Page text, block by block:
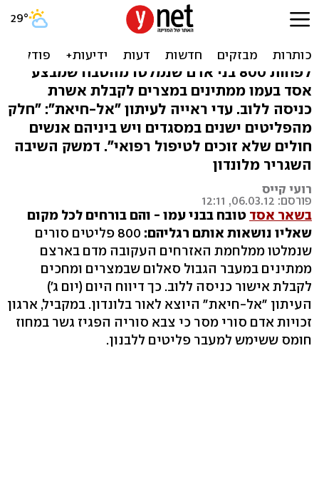
פליטים שברחו מהזוועות
בסוריה: 'ישנים בכביש'
לפחות 800 בני אדם שנמלטו מהטבח שמבצע
אסד בעמו ממתינים במצרים לקבלת אשרת
כניסה ללוב. עדי ראייה לעיתון "אל-חיאת": "חלק
מהפליטים ישנים במסגדים ויש ביניהם אנשים
חולים שלא זוכים לטיפול רפואי". דמשק השיבה
השגריר מלונדון
רועי קייס
פורסם: 06.03.12, 12:11
בשאר אסד טובח בבני עמו - והם בורחים לכל מקום
שאליו נושאות אותם רגליהם:
800 פליטים סורים
שנמלטו ממלחמת האזרחים העקובה מדם בארצם
ממתינים במעבר הגבול סאלום שבמצרים ומחכים
לקבלת אישור כניסה ללוב. כך דיווח היום (יום ג')
העיתון "אל-חיאת" היוצא לאור בלונדון. במקביל, ארגון
זכויות אדם סורי מסר כי צבא סוריה הפגיז גשר במחוז
חומס ששימש למעבר פליטים ללבנון.